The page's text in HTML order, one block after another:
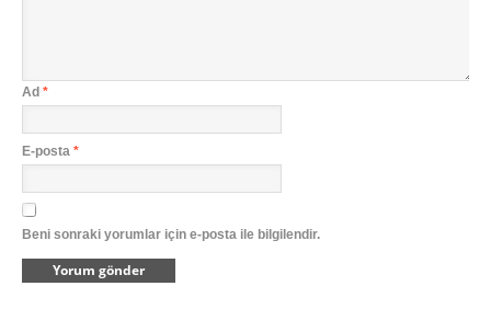
Ad *
E-posta *
Beni sonraki yorumlar için e-posta ile bilgilendir.